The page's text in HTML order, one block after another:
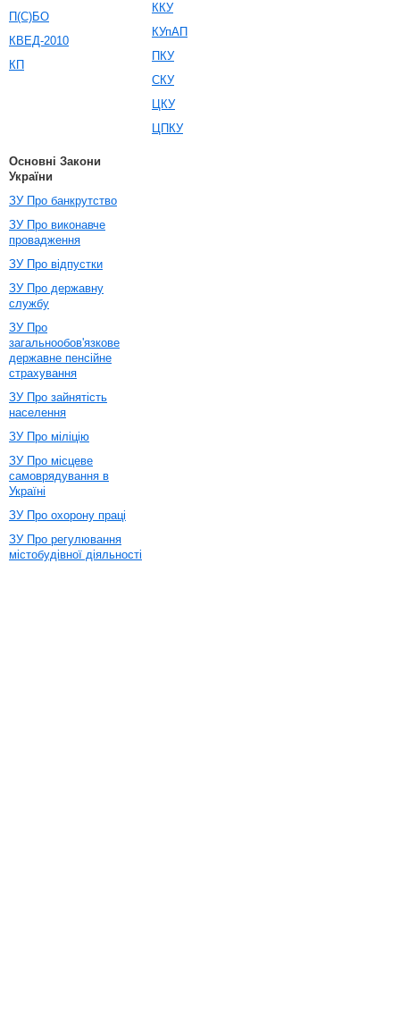
П(С)БО
КВЕД-2010
КП
ККУ
КУпАП
ПКУ
СКУ
ЦКУ
ЦПКУ
Основні Закони
України
ЗУ Про банкрутство
ЗУ Про виконавче
провадження
ЗУ Про відпустки
ЗУ Про державну
службу
ЗУ Про
загальнообов'язкове
державне пенсійне
страхування
ЗУ Про зайнятість
населення
ЗУ Про міліцію
ЗУ Про місцеве
самоврядування в
Україні
ЗУ Про охорону праці
ЗУ Про регулювання
містобудівної діяльності